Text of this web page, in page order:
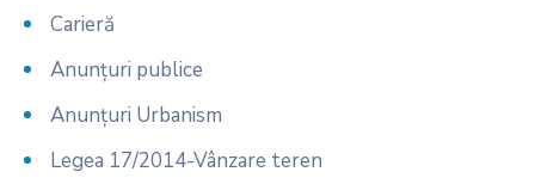
Carieră
Anunțuri publice
Anunțuri Urbanism
Legea 17/2014-Vânzare teren